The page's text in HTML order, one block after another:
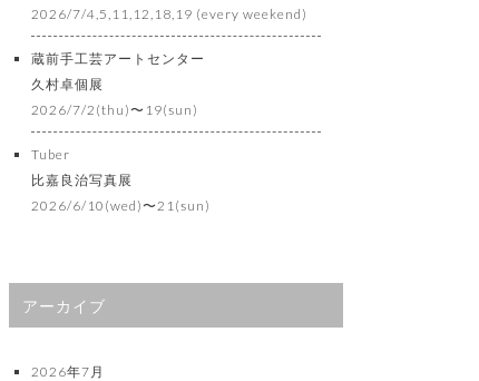
2026/7/4,5,11,12,18,19 (every weekend)
蔵前手工芸アートセンター
久村卓個展
2026/7/2(thu)〜19(sun)
Tuber
比嘉良治写真展
2026/6/10(wed)〜21(sun)
アーカイブ
2026年7月